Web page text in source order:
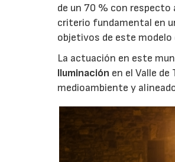
de un 70 % con
criterio fundamental en
objetivos de este
La actuación en este
Iluminación en el Valle
medioambiente y